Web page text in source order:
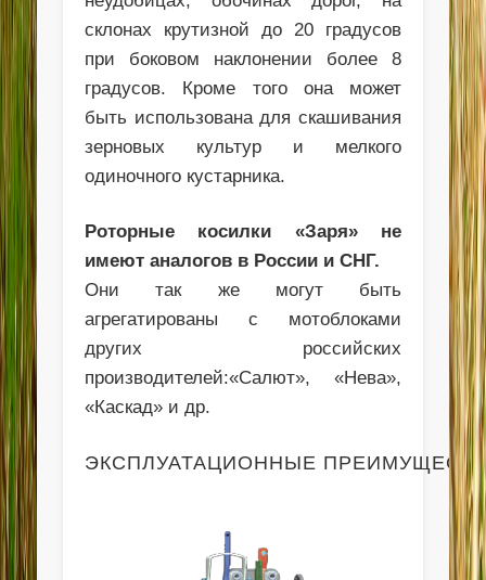
склонах крутизной до 20 градусов
при боковом наклонении более 8
градусов. Кроме того она может
быть использована для скашивания
зерновых культур и мелкого
одиночного кустарника.
Роторные косилки «Заря» не
имеют аналогов в России и СНГ.
Они так же могут быть
агрегатированы с мотоблоками
других российских
производителей:«Салют», «Нева»,
«Каскад» и др.
ЭКСПЛУАТАЦИОННЫЕ